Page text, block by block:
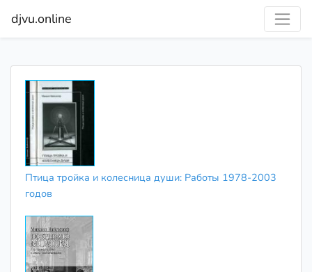
djvu.online
Птица тройка и колесница души: Работы 1978-2003
годов